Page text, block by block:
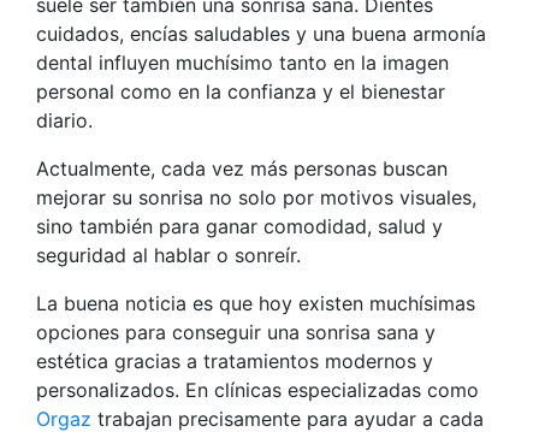
suele ser también una sonrisa sana. Dientes
cuidados, encías saludables y una buena armonía
dental influyen muchísimo tanto en la imagen
personal como en la confianza y el bienestar
diario.
Actualmente, cada vez más personas buscan
mejorar su sonrisa no solo por motivos visuales,
sino también para ganar comodidad, salud y
seguridad al hablar o sonreír.
La buena noticia es que hoy existen muchísimas
opciones para conseguir una sonrisa sana y
estética gracias a tratamientos modernos y
personalizados. En clínicas especializadas como
Orgaz trabajan precisamente para ayudar a cada